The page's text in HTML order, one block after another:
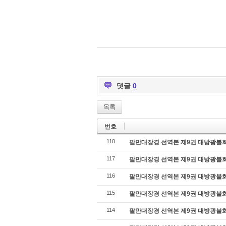
댓글 0
목록
번호
118 팔만대장경 선역본 제9권 대방광불
117 팔만대장경 선역본 제9권 대방광불
116 팔만대장경 선역본 제9권 대방광불
115 팔만대장경 선역본 제9권 대방광불
114 팔만대장경 선역본 제9권 대방광불